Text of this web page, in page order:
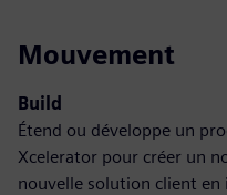
Mouvement
Build
Étend ou développe un
Xcelerator pour créer un
nouvelle solution client